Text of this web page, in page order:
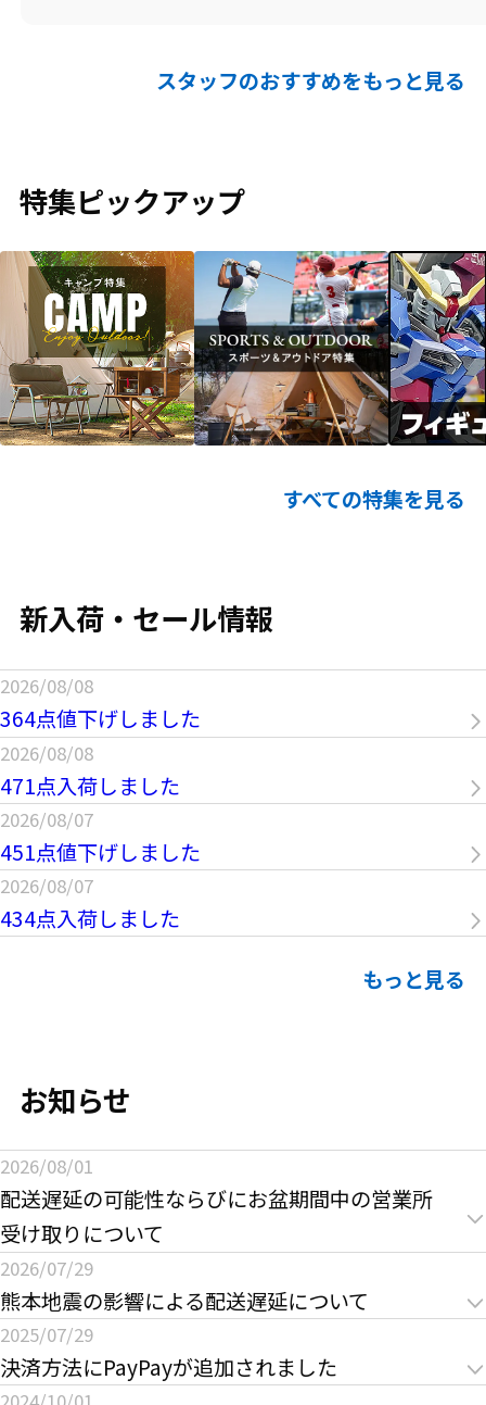
スタッフのおすすめをもっと見る
特集ピックアップ
すべての特集を見る
新入荷・セール情報
2026/08/08
364点値下げしました
2026/08/08
471点入荷しました
2026/08/07
451点値下げしました
2026/08/07
434点入荷しました
もっと見る
お知らせ
2026/08/01
配送遅延の可能性ならびにお盆期間中の営業所
受け取りについて
日頃よりトレファクONLINEをご利用いただきまし
て、誠にありがとうございます。
8月は棚卸や天候要因、お盆期間中の交通状況の影響
2026/07/29
熊本地震の影響による配送遅延について
日頃よりONLINEをご利用いただきまして、誠にあり
がとうございます。
2025/07/29
決済方法にPayPayが追加されました